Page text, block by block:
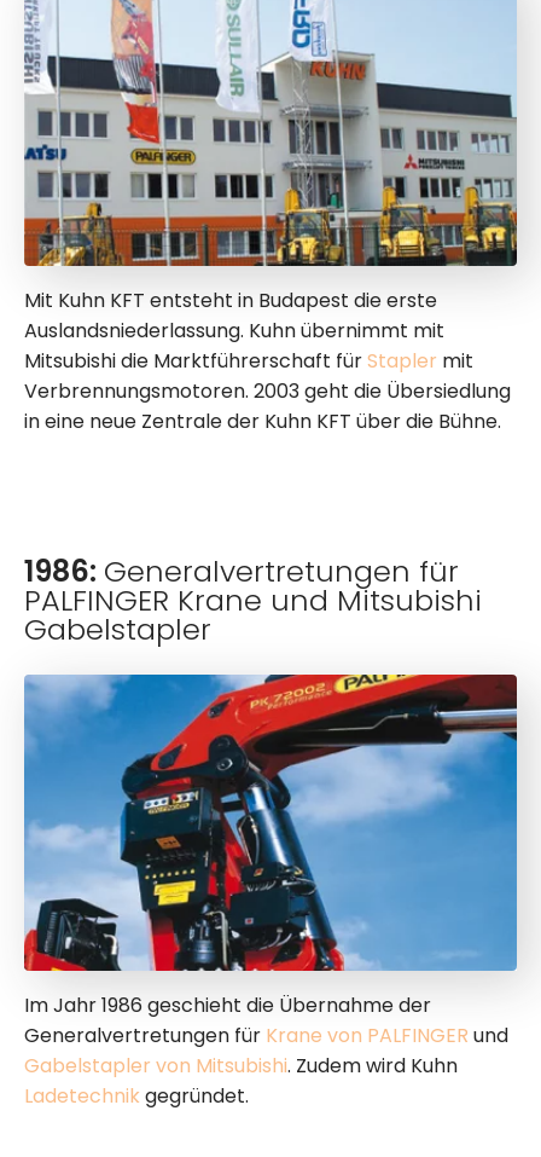
Mit Kuhn KFT entsteht in Budapest die erste
Auslandsniederlassung. Kuhn übernimmt mit
Mitsubishi die Marktführerschaft fürStapler mit
Verbrennungsmotoren. 2003 geht die Übersiedlung
in eine neue Zentrale der Kuhn KFT über die Bühne.
1986: Generalvertretungen für
PALFINGER Krane und Mitsubishi
Gabelstapler
Im Jahr 1986 geschieht die Übernahme der
Generalvertretungen für Krane von PALFINGER und
Gabelstapler von Mitsubishi. Zudem wird Kuhn
Ladetechnik gegründet.